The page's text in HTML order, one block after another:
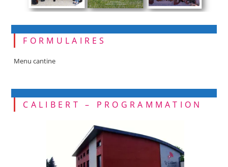
FORMULAIRES
Menu cantine
CALIBERT – PROGRAMMATION